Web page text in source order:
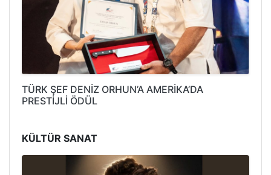
TÜRK ŞEF DENİZ ORHUN’A AMERİKA’DA
PRESTİJLİ ÖDÜL
KÜLTÜR SANAT